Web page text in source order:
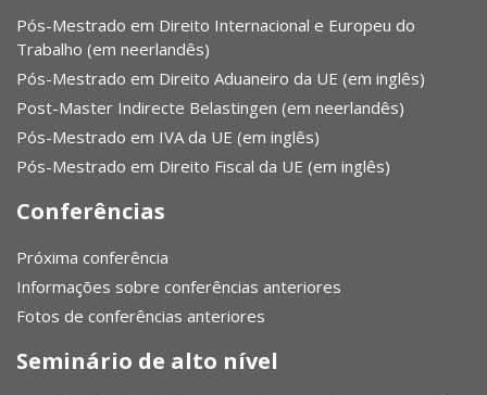
Pós-Mestrado em Direito Internacional e Europeu do
Trabalho (em neerlandês)
Pós-Mestrado em Direito Aduaneiro da UE (em inglês)
Post-Master Indirecte Belastingen (em neerlandês)
Pós-Mestrado em IVA da UE (em inglês)
Pós-Mestrado em Direito Fiscal da UE (em inglês)
Conferências
Próxima conferência
Informações sobre conferências anteriores
Fotos de conferências anteriores
Seminário de alto nível